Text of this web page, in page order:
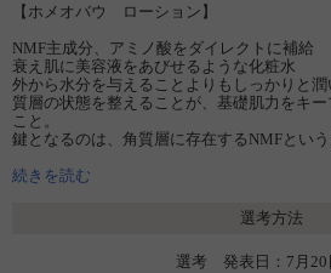
【ホメオバウ ローション】
NMF主成分、アミノ酸をダイレクトに補給
衰え肌に美容液をあびせるような化粧水
外から水分を与えることよりもしっかりと
質層の状態を整えることが、基礎肌力をキ
こと。
鍵となるのは、角質層に存在するNMFとい
ノ酸系成分をバランスよく配合し、みずみず
続きを読む
選考方法
選考 発表日：7月20